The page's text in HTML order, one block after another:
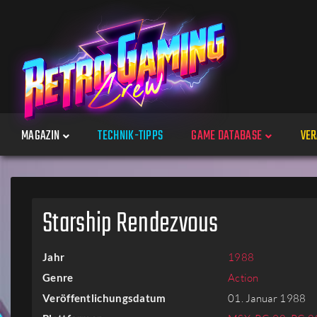
MAGAZIN TECHNIK-TIPPS GAME DATABASE
Spiele
Plattformen
Starship Rendezvous
Jahr 1988
Genre Action
Veröffentlichungsdatum 01. Januar 1988